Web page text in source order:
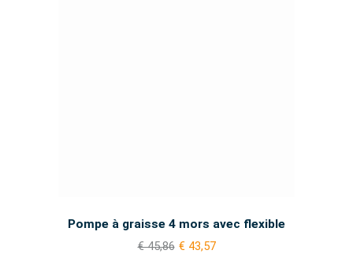
Pompe à graisse 4 mors avec flexible
€ 45,86 € 43,57